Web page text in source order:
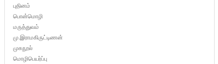
புதினம்
பொன்மொழி
மருத்துவம்
மு.இராமகிருட்டிணன்
முகநூல்
மொழிபெயர்ப்பு